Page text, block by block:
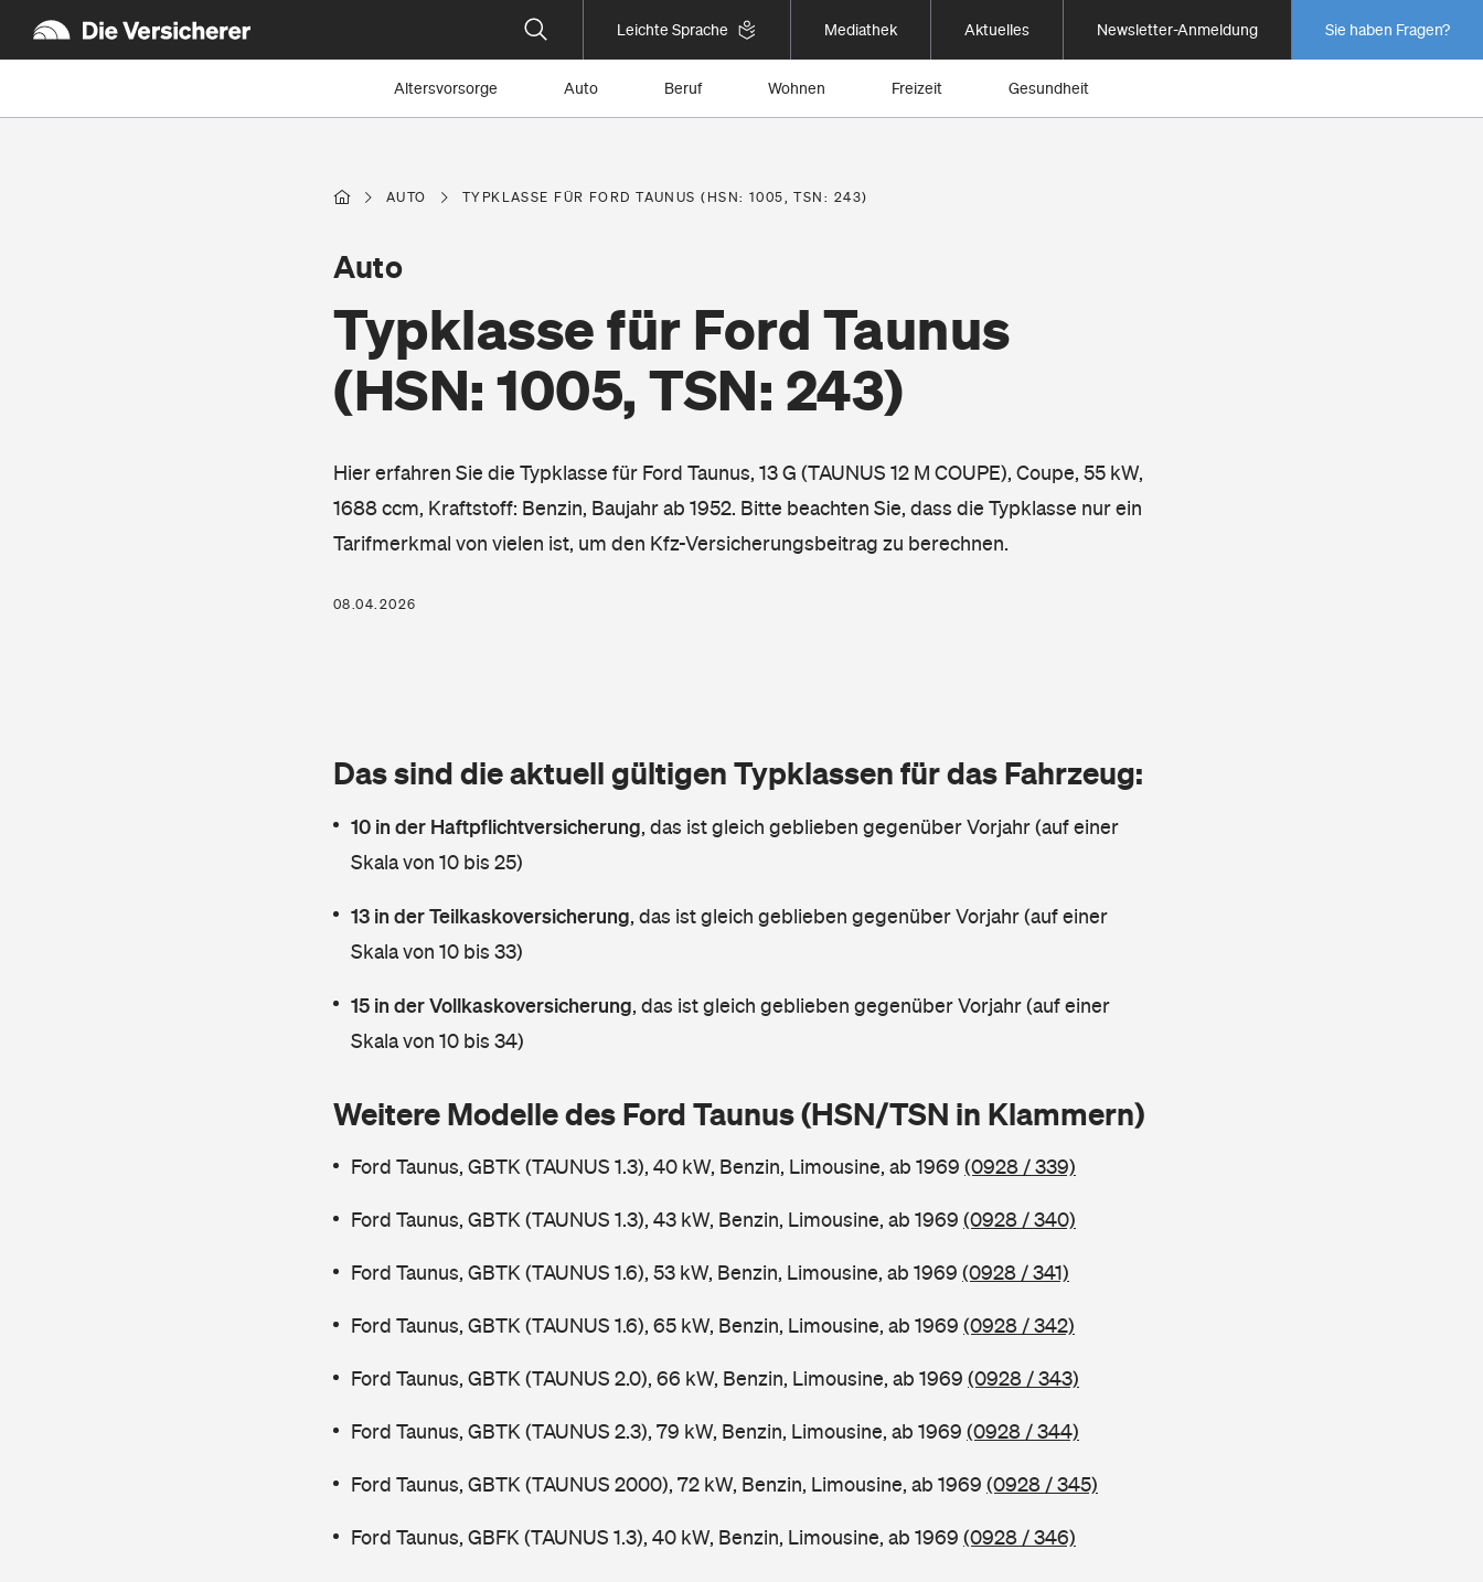
Leichte Sprache Mediathek Aktuelles Newsletter-Anmeldung Sie haben Fragen?
Altersvorsorge Auto Beruf Wohnen Freizeit Gesundheit
AUTO TYPKLASSE FÜR FORD TAUNUS (HSN: 1005, TSN: 243)
Typklasse für Ford Taunus
(HSN: 1005, TSN: 243)
Auto
Hier erfahren Sie die Typklasse für Ford Taunus, 13 G (TAUNUS 12 M COUPE), Coupe, 55 kW,
1688 ccm, Kraftstoff: Benzin, Baujahr ab 1952. Bitte beachten Sie, dass die Typklasse nur ein
Tarifmerkmal von vielen ist, um den Kfz-Versicherungsbeitrag zu berechnen.
08.04.2026
Das sind die aktuell gültigen Typklassen für das Fahrzeug:
10 in der Haftpflichtversicherung, das ist gleich geblieben gegenüber Vorjahr (auf einer
Skala von 10 bis 25)
13 in der Teilkaskoversicherung, das ist gleich geblieben gegenüber Vorjahr (auf einer
Skala von 10 bis 33)
15 in der Vollkaskoversicherung, das ist gleich geblieben gegenüber Vorjahr (auf einer
Skala von 10 bis 34)
Weitere Modelle des Ford Taunus (HSN/TSN in Klammern)
Ford Taunus, GBTK (TAUNUS 1.3), 40 kW, Benzin, Limousine, ab 1969 (0928 / 339)
Ford Taunus, GBTK (TAUNUS 1.3), 43 kW, Benzin, Limousine, ab 1969 (0928 / 340)
Ford Taunus, GBTK (TAUNUS 1.6), 53 kW, Benzin, Limousine, ab 1969 (0928 / 341)
Ford Taunus, GBTK (TAUNUS 1.6), 65 kW, Benzin, Limousine, ab 1969 (0928 / 342)
Ford Taunus, GBTK (TAUNUS 2.0), 66 kW, Benzin, Limousine, ab 1969 (0928 / 343)
Ford Taunus, GBTK (TAUNUS 2.3), 79 kW, Benzin, Limousine, ab 1969 (0928 / 344)
Ford Taunus, GBTK (TAUNUS 2000), 72 kW, Benzin, Limousine, ab 1969 (0928 / 345)
Ford Taunus, GBFK (TAUNUS 1.3), 40 kW, Benzin, Limousine, ab 1969 (0928 / 346)